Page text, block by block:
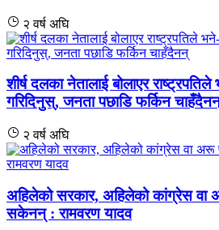
२ वर्ष अघि
शीर्ष दलका नेतालाई बोलाएर
गरिदिनुस्, जनता पछाडि फर्किन
२ वर्ष अघि
अहिलेको सरकार, अहिलेको कांग्रेस वा
सकेनन् : रामवरण यादव